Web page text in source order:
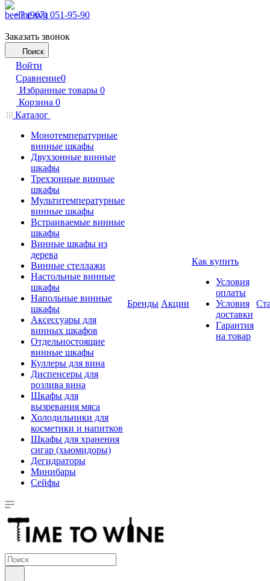
+7 (967) 051-95-90
Заказать звонок
Поиск
Войти
Сравнение0
Избранные товары 0
Корзина 0
Каталог
Монотемпературные
винные шкафы
Двухзонные винные
шкафы
Трехзонные винные
шкафы
Мультитемпературные
винные шкафы
Встраиваемые винные
шкафы
Винные шкафы из
дерева
Винные стеллажи
Настольные винные
шкафы
Напольные винные
шкафы
Аксессуары для
винных шкафов
Отдельностоящие
винные шкафы
Куллеры для вина
Диспенсеры для
розлива вина
Шкафы для
вызревания мяса
Холодильники для
косметики и напитков
Шкафы для хранения
сигар (хьюмидоры)
Дегидраторы
Минибары
Сейфы
Бренды Акции
Как купить
Условия
оплаты
Условия
доставки
Гарантия
на товар